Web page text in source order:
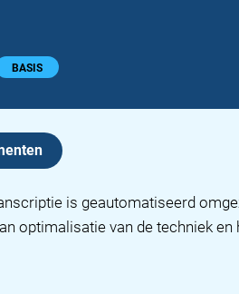
BASIS
is geautomatiseerd
optimalisatie van de techniek